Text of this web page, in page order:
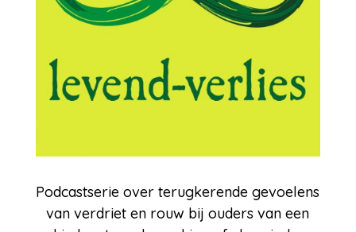
Podcastserie over terugkerende gevoelens
van verdriet en rouw bij ouders van een